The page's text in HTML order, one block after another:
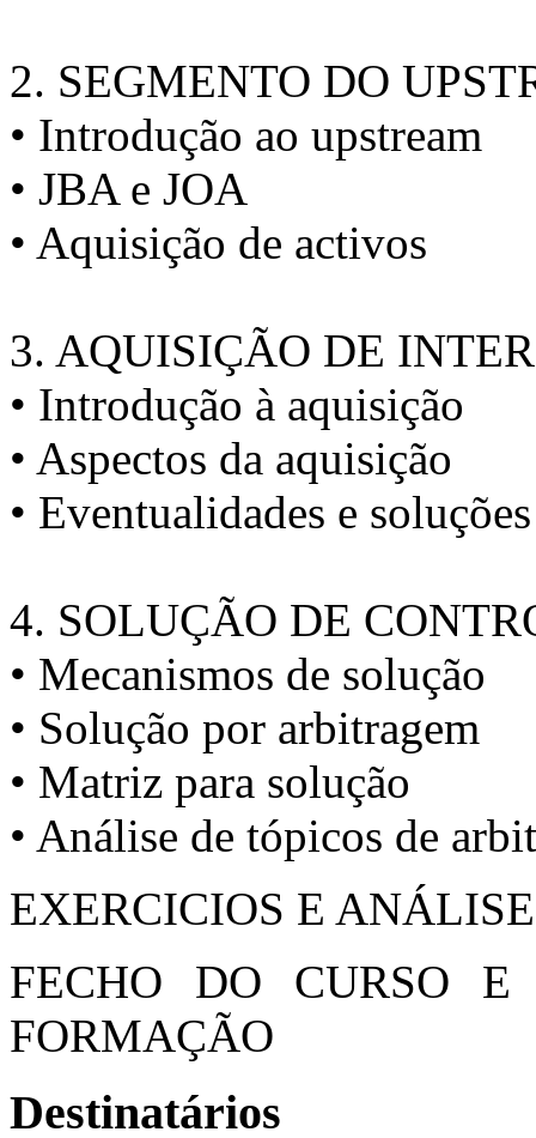
2. SEGMENTO DO
• Introdução ao upstream
• JBA e JOA
• Aquisição de activos
3. AQUISIÇÃO DE
• Introdução à aquisição
• Aspectos da aquisição
• Eventualidades e soluções
4. SOLUÇÃO DE
• Mecanismos de solução
• Solução por arbitragem
• Matriz para solução
• Análise de tópicos de
EXERCICIOS E
FECHO DO CURSO
FORMAÇÃO
Destinatários